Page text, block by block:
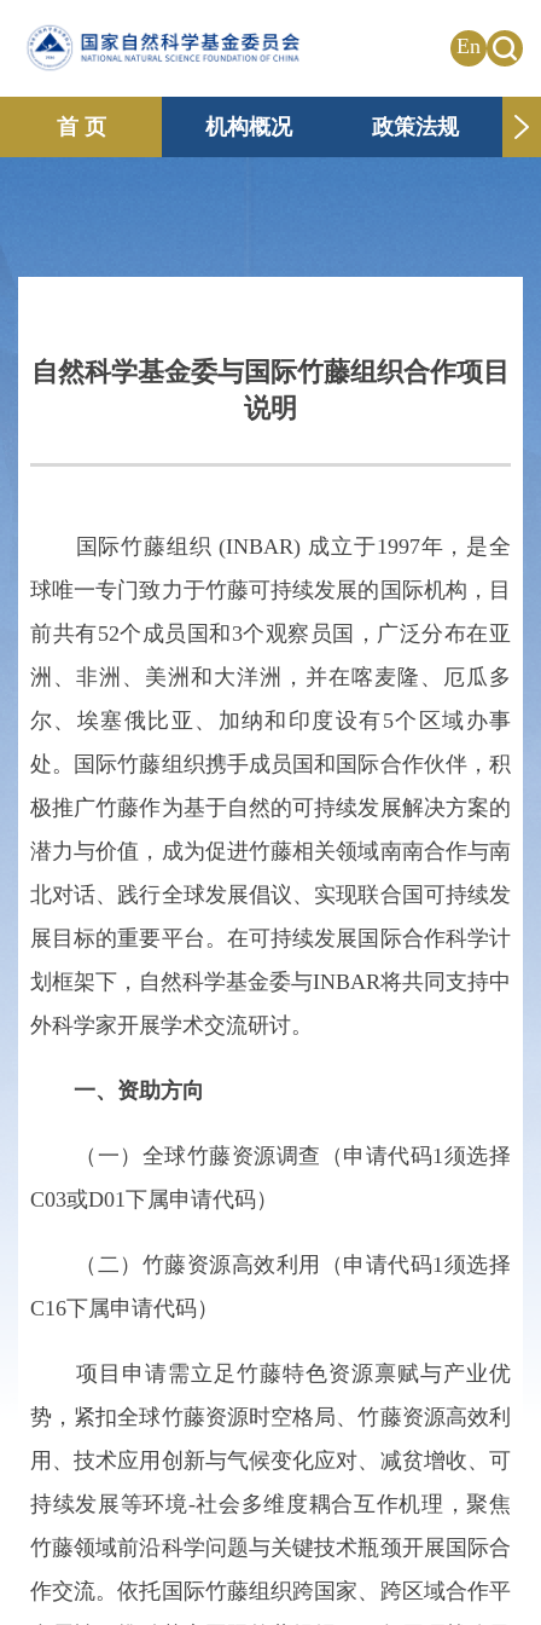
En
首 页 机构概况 政策法规
自然科学基金委与国际竹藤组织合作项目
说明
国际竹藤组织 (INBAR) 成立于1997年，是全
球唯一专门致力于竹藤可持续发展的国际机构，目
前共有52个成员国和3个观察员国，广泛分布在亚
洲、非洲、美洲和大洋洲，并在喀麦隆、厄瓜多
尔、埃塞俄比亚、加纳和印度设有5个区域办事
处。国际竹藤组织携手成员国和国际合作伙伴，积
极推广竹藤作为基于自然的可持续发展解决方案的
潜力与价值，成为促进竹藤相关领域南南合作与南
北对话、践行全球发展倡议、实现联合国可持续发
展目标的重要平台。在可持续发展国际合作科学计
划框架下，自然科学基金委与INBAR将共同支持中
外科学家开展学术交流研讨。
一、资助方向
（一）全球竹藤资源调查（申请代码1须选择
C03或D01下属申请代码）
（二）竹藤资源高效利用（申请代码1须选择
C16下属申请代码）
项目申请需立足竹藤特色资源禀赋与产业优
势，紧扣全球竹藤资源时空格局、竹藤资源高效利
用、技术应用创新与气候变化应对、减贫增收、可
持续发展等环境-社会多维度耦合互作机理，聚焦
竹藤领域前沿科学问题与关键技术瓶颈开展国际合
作交流。依托国际竹藤组织跨国家、跨区域合作平